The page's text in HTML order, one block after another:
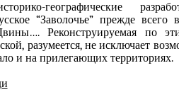
географические
“Заволочье” прежде всего
Реконструируемая по
разумеется, не исключает
и на прилегающих территориях.